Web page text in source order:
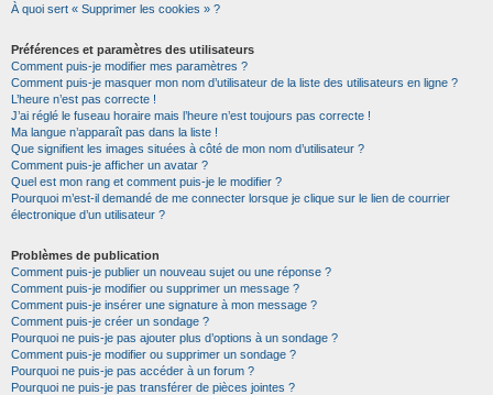
À quoi sert « Supprimer les cookies » ?
Préférences et paramètres des utilisateurs
Comment puis-je modifier mes paramètres ?
Comment puis-je masquer mon nom d’utilisateur de la liste des utilisateurs en ligne ?
L’heure n’est pas correcte !
J’ai réglé le fuseau horaire mais l’heure n’est toujours pas correcte !
Ma langue n’apparaît pas dans la liste !
Que signifient les images situées à côté de mon nom d’utilisateur ?
Comment puis-je afficher un avatar ?
Quel est mon rang et comment puis-je le modifier ?
Pourquoi m’est-il demandé de me connecter lorsque je clique sur le lien de courrier
électronique d’un utilisateur ?
Problèmes de publication
Comment puis-je publier un nouveau sujet ou une réponse ?
Comment puis-je modifier ou supprimer un message ?
Comment puis-je insérer une signature à mon message ?
Comment puis-je créer un sondage ?
Pourquoi ne puis-je pas ajouter plus d’options à un sondage ?
Comment puis-je modifier ou supprimer un sondage ?
Pourquoi ne puis-je pas accéder à un forum ?
Pourquoi ne puis-je pas transférer de pièces jointes ?